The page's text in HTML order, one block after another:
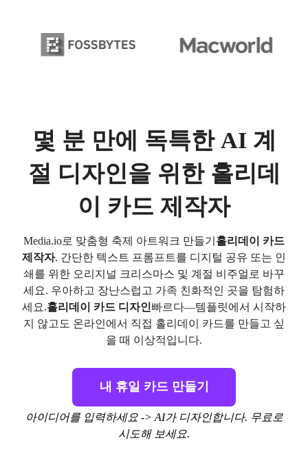
몇 분 만에 독특한 AI 계
절 디자인을 위한 홀리데
이 카드 제작자
Media.io로 맞춤형 축제 아트워크 만들기 홀리데이 카드
제작자. 간단한 텍스트 프롬프트를 디지털 공유 또는 인
쇄를 위한 오리지널 크리스마스 및 계절 비주얼로 바꾸
세요. 우아하고 장난스럽고 가족 친화적인 곳을 탐험하
세요.홀리데이 카드 디자인빠르다—템플릿에서 시작하
지 않고도 온라인에서 직접 홀리데이 카드를 만들고 싶
을 때 이상적입니다.
내 휴일 카드 만들기
아이디어를 입력하세요 -> AI가 디자인합니다. 무료로
시도해 보세요.